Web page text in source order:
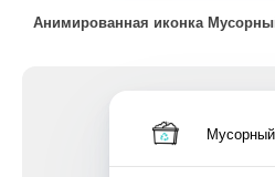
Анимированная иконка